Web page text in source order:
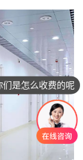
们是怎么收费的呢